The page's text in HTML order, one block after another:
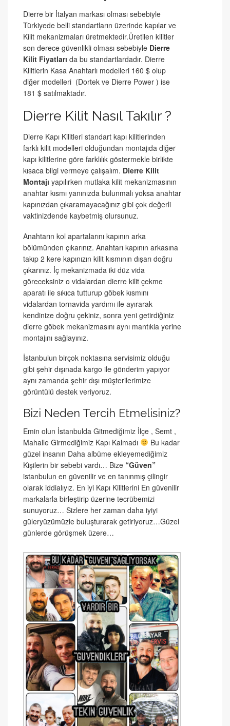
Dierre bir İtalyan markası olması sebebiyle
Türkiyede belli standartların üzerinde kapılar ve
Kilit mekanizmaları üretmektedir.Üretilen kilitler
son derece güvenlikli olması sebebiyle Dierre
Kilit Fiyatları da bu standartlardadır. Dierre
Kilitlerin Kasa Anahtarlı modelleri 160 $ olup
diğer modelleri (Dortek ve Dierre Power ) ise
181 $ satılmaktadır.
Dierre Kilit Nasıl Takılır ?
Dierre Kapı Kilitleri standart kapı kilitlerinden
farklı kilit modelleri olduğundan montajıda diğer
kapı kilitlerine göre farklılık göstermekle birlikte
kısaca bilgi vermeye çalışalım. Dierre Kilit
Montajı yapılırken mutlaka kilit mekanizmasının
anahtar kısmı yanınızda bulunmalı yoksa anahtar
kapınızdan çıkaramayacağınız gibi çok değerli
vaktinizdende kaybetmiş olursunuz.
Anahtarın kol apartalarını kapının arka
bölümünden çıkarınız. Anahtarı kapının arkasına
takıp 2 kere kapınızın kilit kısmının dışarı doğru
çıkarınız. İç mekanizmada iki düz vida
göreceksiniz o vidalardan dierre kilit çekme
aparatı ile sıkıca tutturup göbek kısmını
vidalardan tornavida yardımı ile ayırarak
kendinize doğru çekiniz, sonra yeni getirdiğiniz
dierre göbek mekanizmasını aynı mantıkla yerine
montajını sağlayınız.
İstanbulun birçok noktasına servisimiz olduğu
gibi şehir dışınada kargo ile gönderim yapıyor
aynı zamanda şehir dışı müşterilerimize
görüntülü destek veriyoruz.
Bizi Neden Tercih Etmelisiniz?
Emin olun İstanbulda Gitmediğimiz İlçe , Semt ,
Mahalle Girmediğimiz Kapı Kalmadı
Bu kadar
güzel insanın Daha albüme ekleyemediğimiz
Kişilerin bir sebebi vardı… Bize “Güven”
istanbulun en güvenilir ve en tanınmış çilingir
olarak iddialıyız. En iyi Kapı Kilitlerini En güvenilir
markalarla birleştirip üzerine tecrübemizi
sunuyoruz… Sizlere her zaman daha iyiyi
güleryüzümüzle buluşturarak getiriyoruz…Güzel
günlerde görüşmek üzere…